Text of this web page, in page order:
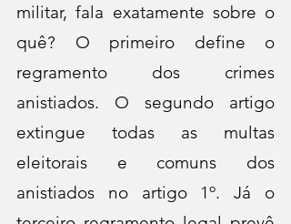
militar, fala exatamente sobre o
quê? O primeiro define o
regramento dos crimes
anistiados. O segundo artigo
extingue todas as multas
eleitorais e comuns dos
anistiados no artigo 1º. Já o